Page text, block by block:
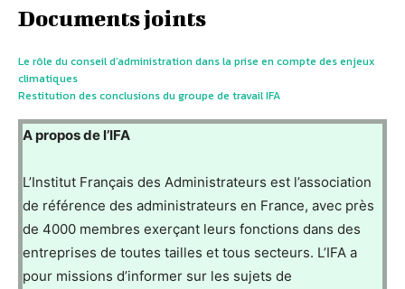
Documents joints
Le rôle du conseil d’administration dans la prise en compte des enjeux
climatiques
Restitution des conclusions du groupe de travail IFA
A propos de l’IFA
L’Institut Français des Administrateurs est l’association
de référence des administrateurs en France, avec près
de 4000 membres exerçant leurs fonctions dans des
entreprises de toutes tailles et tous secteurs. L’IFA a
pour missions d’informer sur les sujets de